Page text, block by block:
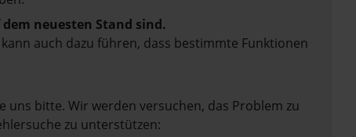
neuesten Stand sind.
auch dazu führen, dass bestimmte Funktionen
bitte. Wir werden versuchen, das Problem zu
zu unterstützen: